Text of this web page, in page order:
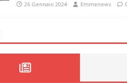
26 Gennaio 2024 Emmenews 0